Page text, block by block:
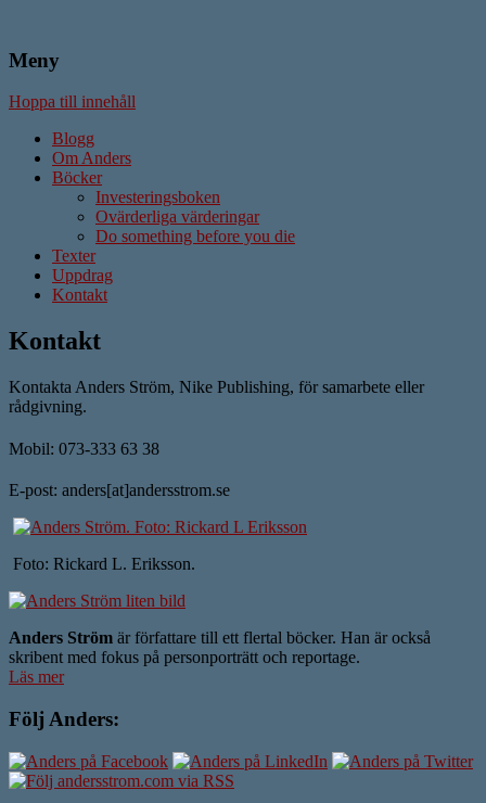
Anders Ström
Författare & Skribent
Meny
Hoppa till innehåll
Blogg
Om Anders
Böcker
Investeringsboken
Ovärderliga värderingar
Do something before you die
Texter
Uppdrag
Kontakt
Kontakt
Kontakta Anders Ström, Nike Publishing, för samarbete eller
rådgivning.
Mobil: 073-333 63 38
E-post: anders[at]andersstrom.se
Foto: Rickard L. Eriksson.
Anders Ström är författare till ett flertal böcker. Han är också
skribent med fokus på personporträtt och reportage.
Läs mer
Följ Anders: